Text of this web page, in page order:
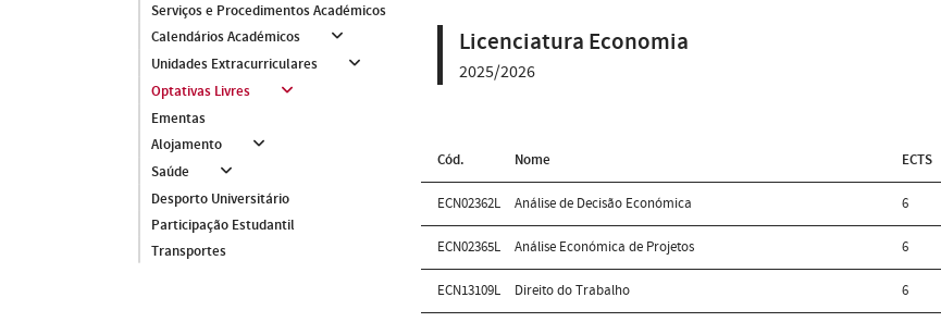
Serviços e Procedimentos Académicos
Calendários Académicos
Unidades Extracurriculares
Optativas Livres
Ementas
Alojamento
Saúde
Desporto Universitário
Participação Estudantil
Transportes
Licenciatura Economia
2025/2026
Cód. Nome ECTS
ECN02362L Análise de Decisão Económica 6
ECN02365L Análise Económica de Projetos 6
ECN13109L Direito do Trabalho 6